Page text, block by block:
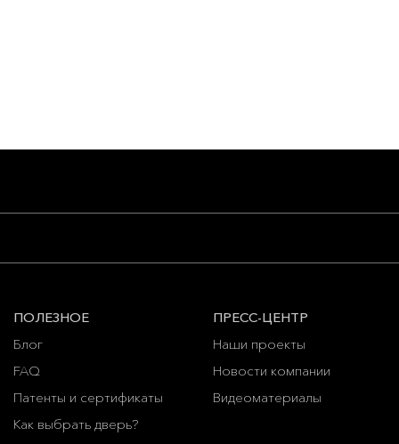
ПОЛЕЗНОЕ
Блог
FAQ
Патенты и сертификаты
Как выбрать дверь?
ПРЕСС-ЦЕНТР
Наши проекты
Новости компании
Видеоматериалы